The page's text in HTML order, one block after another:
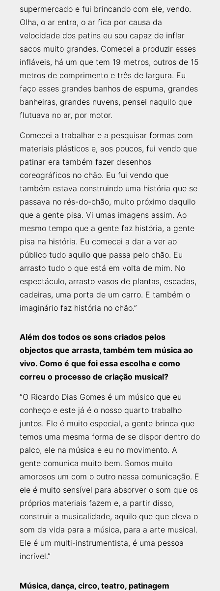
supermercado e fui brincando com ele, vendo.
Olha, o ar entra, o ar fica por causa da
velocidade dos patins eu sou capaz de inflar
sacos muito grandes. Comecei a produzir esses
infláveis, há um que tem 19 metros, outros de 15
metros de comprimento e três de largura. Eu
faço esses grandes banhos de espuma, grandes
banheiras, grandes nuvens, pensei naquilo que
flutuava no ar, por motor.
Comecei a trabalhar e a pesquisar formas com
materiais plásticos e, aos poucos, fui vendo que
patinar era também fazer desenhos
coreográficos no chão. Eu fui vendo que
também estava construindo uma história que se
passava no rés-do-chão, muito próximo daquilo
que a gente pisa. Vi umas imagens assim. Ao
mesmo tempo que a gente faz história, a gente
pisa na história. Eu comecei a dar a ver ao
público tudo aquilo que passa pelo chão. Eu
arrasto tudo o que está em volta de mim. No
espectáculo, arrasto vasos de plantas, escadas,
cadeiras, uma porta de um carro. E também o
imaginário faz história no chão.”
Além dos todos os sons criados pelos
objectos que arrasta, também tem música ao
vivo. Como é que foi essa escolha e como
correu o processo de criação musical?
“O Ricardo Dias Gomes é um músico que eu
conheço e este já é o nosso quarto trabalho
juntos. Ele é muito especial, a gente brinca que
temos uma mesma forma de se dispor dentro do
palco, ele na música e eu no movimento. A
gente comunica muito bem. Somos muito
amorosos um com o outro nessa comunicação. E
ele é muito sensível para absorver o som que os
próprios materiais fazem e, a partir disso,
construir a musicalidade, aquilo que que eleva o
som da vida para a música, para a arte musical.
Ele é um multi-instrumentista, é uma pessoa
incrível.”
Música, dança, circo, teatro, patinagem